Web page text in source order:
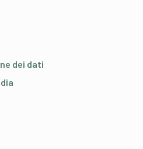
dei dati